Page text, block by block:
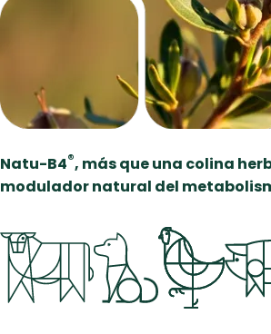
Natu-B4®, más que una colina
modulador natural del